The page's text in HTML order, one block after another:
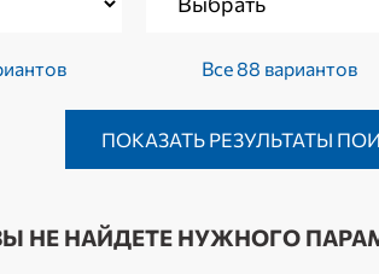
Все 88 вариантов
НЕ НАЙДЕТЕ НУЖНОГО